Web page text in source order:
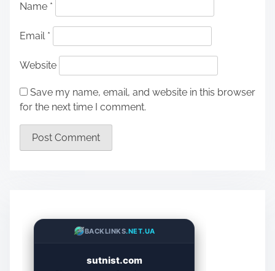
Name *
Email *
Website
Save my name, email, and website in this browser
for the next time I comment.